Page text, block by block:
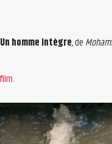
Un homme intègre, de